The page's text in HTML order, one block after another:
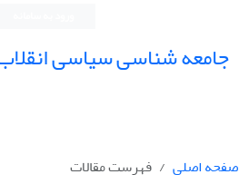
جامعه شناسی سیاسی
صفحه اصلی
فهرست مقالات